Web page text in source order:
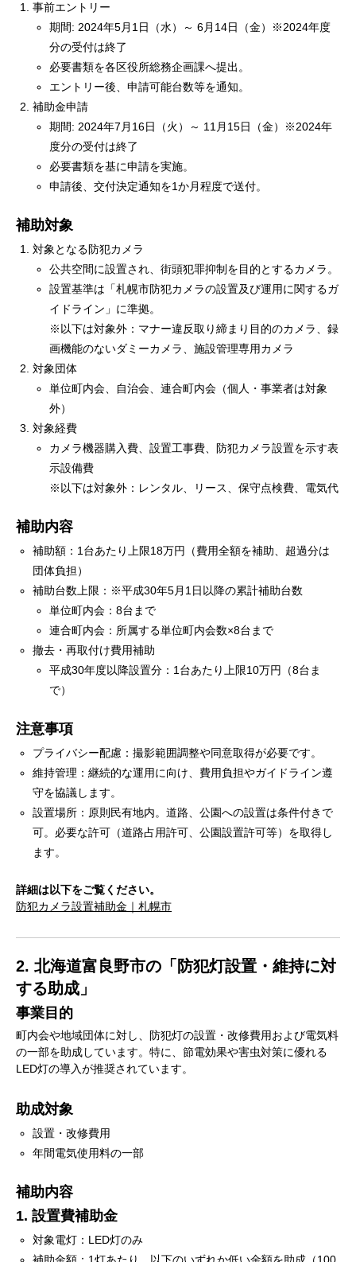
事前エントリー
期間: 2024年5月1日（水）～ 6月14日（金）※2024年度
分の受付は終了
必要書類を各区役所総務企画課へ提出。
エントリー後、申請可能台数等を通知。
補助金申請
期間: 2024年7月16日（火）～ 11月15日（金）※2024年
度分の受付は終了
必要書類を基に申請を実施。
申請後、交付決定通知を1か月程度で送付。
補助対象
対象となる防犯カメラ
公共空間に設置され、街頭犯罪抑制を目的とするカメラ。
設置基準は「札幌市防犯カメラの設置及び運用に関するガ
イドライン」に準拠。
※以下は対象外：マナー違反取り締まり目的のカメラ、録
画機能のないダミーカメラ、施設管理専用カメラ
対象団体
単位町内会、自治会、連合町内会（個人・事業者は対象
外）
対象経費
カメラ機器購入費、設置工事費、防犯カメラ設置を示す表
示設備費
※以下は対象外：レンタル、リース、保守点検費、電気代
補助内容
補助額：1台あたり上限18万円（費用全額を補助、超過分は
団体負担）
補助台数上限：※平成30年5月1日以降の累計補助台数
単位町内会：8台まで
連合町内会：所属する単位町内会数×8台まで
撤去・再取付け費用補助
平成30年度以降設置分：1台あたり上限10万円（8台ま
で）
注意事項
プライバシー配慮：撮影範囲調整や同意取得が必要です。
維持管理：継続的な運用に向け、費用負担やガイドライン遵
守を協議します。
設置場所：原則民有地内。道路、公園への設置は条件付きで
可。必要な許可（道路占用許可、公園設置許可等）を取得し
ます。
詳細は以下をご覧ください。
防犯カメラ設置補助金｜札幌市
2. 北海道富良野市の「防犯灯設置・維持に対
する助成」
事業目的
町内会や地域団体に対し、防犯灯の設置・改修費用および電気料
の一部を助成しています。特に、節電効果や害虫対策に優れる
LED灯の導入が推奨されています。
助成対象
設置・改修費用
年間電気使用料の一部
補助内容
1. 設置費補助金
対象電灯：LED灯のみ